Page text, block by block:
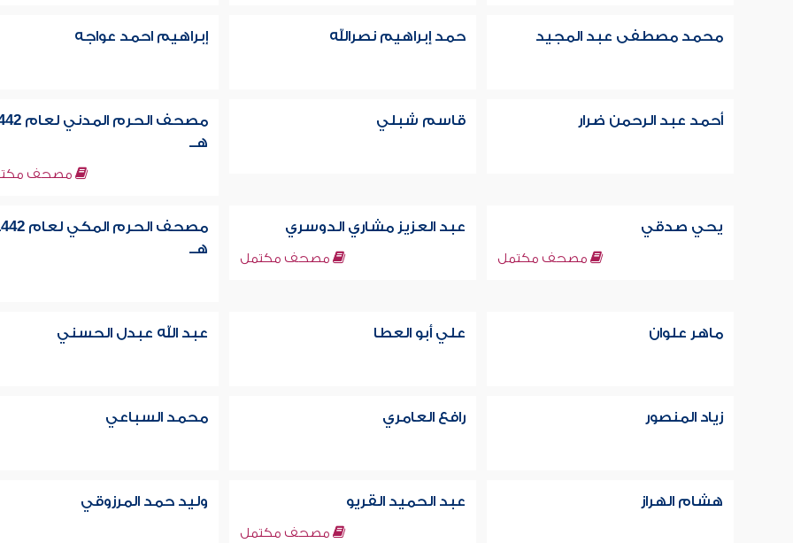
محمد مصطفى عبد المجيد حمد إبراهيم نصرالله إبراهيم احمد عواجه
أحمد عبد الرحمن ضرار قاسم شبلي
مصحف الحرم
هــ
مصحف
يحي صدقي
مصحف مكتمل
عبد العزيز مشاري الدوسري
مصحف مكتمل
مصحف الحرم المكي
هــ
ماهر علوان علي أبو العطا عبد الله عبدل الحسني
زياد المنصور رافع العامري محمد السباعي
هشام الهراز عبد الحميد القريو
مصحف مكتمل
وليد حمد المرزوقي